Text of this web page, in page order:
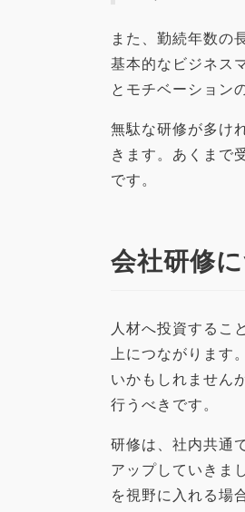
また、勤続年数の
基本的なビジネス
とモチベーション
無駄な研修が多け
きます。あくまで
です。
会社研修
人材へ投資するこ
上につながります
いかもしれません
行うべきです。
研修は、社内共通
アップしていきま
を視野に入れる場